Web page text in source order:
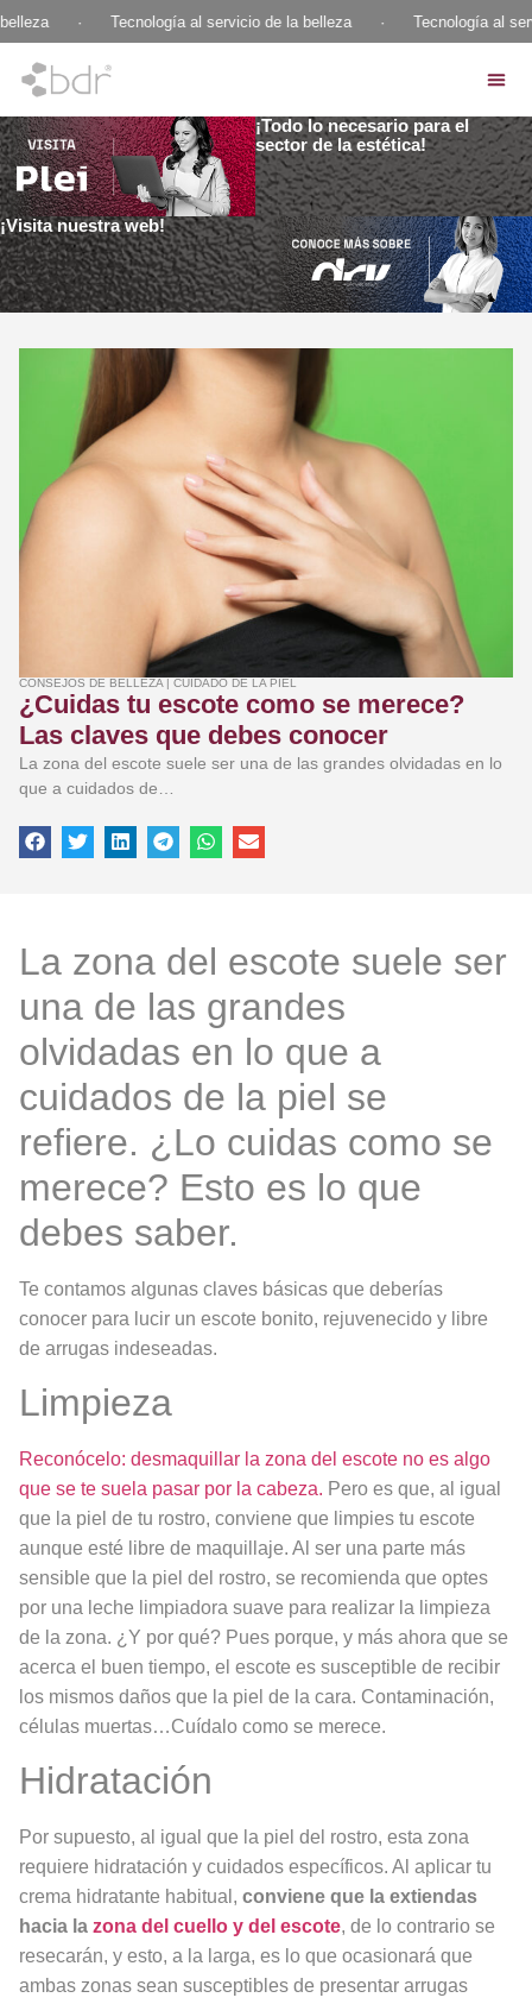
Tecnología al servicio de la belleza Tecnología al
¡Todo lo necesario para el
sector de la estética!
¡Visita nuestra web!
CONSEJOS DE BELLEZA | CUIDADO DE LA PIEL
¿Cuidas tu escote como se merece?
Las claves que debes conocer
La zona del escote suele ser una de las grandes olvidadas en lo
que a cuidados de…
La zona del escote suele ser
una de las grandes
olvidadas en lo que a
cuidados de la piel se
refiere. ¿Lo cuidas como se
merece? Esto es lo que
debes saber.
Te contamos algunas claves básicas que deberías
conocer para lucir un escote bonito, rejuvenecido y libre
de arrugas indeseadas.
Limpieza
Reconócelo: desmaquillar la zona del escote no es algo
que se te suela pasar por la cabeza. Pero es que, al igual
que la piel de tu rostro, conviene que limpies tu escote
aunque esté libre de maquillaje. Al ser una parte más
sensible que la piel del rostro, se recomienda que optes
por una leche limpiadora suave para realizar la limpieza
de la zona. ¿Y por qué? Pues porque, y más ahora que se
acerca el buen tiempo, el escote es susceptible de recibir
los mismos daños que la piel de la cara. Contaminación,
células muertas…Cuídalo como se merece.
Hidratación
Por supuesto, al igual que la piel del rostro, esta zona
requiere hidratación y cuidados específicos. Al aplicar tu
crema hidratante habitual, conviene que la extiendas
hacia la zona del cuello y del escote, de lo contrario se
resecarán, y esto, a la larga, es lo que ocasionará que
ambas zonas sean susceptibles de presentar arrugas